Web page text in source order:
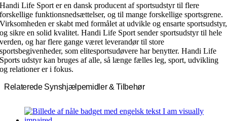
Handi Life Sport er en dansk producent af sportsudstyr til flere
forskellige funktionsnedsættelser, og til mange forskellige sportsgrene.
Virksomheden er skabt med formålet at udvikle og ensarte sportsudstyr,
og sikre en solid kvalitet. Handi Life Sport sender sportsudstyr til hele
verden, og har flere gange været leverandør til store
sportsbegivenheder, som elitesportsudøvere har benytter. Handi Life
Sports udstyr kan bruges af alle, så længe fælles leg, sport, udvikling
og relationer er i fokus.
Relaterede Synshjælpemidler & Tilbehør